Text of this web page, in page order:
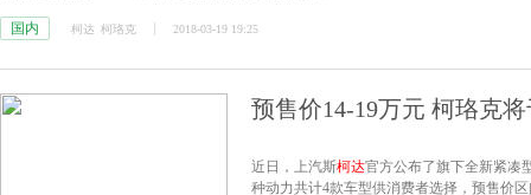
国内 柯达 柯珞克 2018-03-19 19:25
预售价14-19万元 柯珞克
近日，上汽斯柯达官方公布了旗下全新紧凑
种动力共计4款车型供消费者选择，预售价